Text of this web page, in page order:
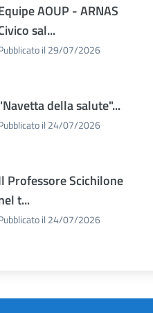
AOUP - ARNAS
sal...
il 29/07/2026
della salute"...
il 24/07/2026
Professore Scichilone
t...
il 24/07/2026